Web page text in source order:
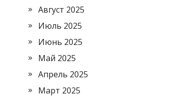
Август 2025
Июль 2025
Июнь 2025
Май 2025
Апрель 2025
Март 2025